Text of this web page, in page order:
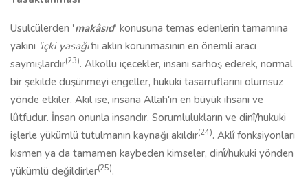
Usulcülerden 'makâsıd' konusuna temas edenlerin tamamına
yakını 'içki yasağı'nı aklın korunmasının en önemli aracı
saymışlardır(23). Alkollü içecekler, insanı sarhoş ederek, normal
bir şekilde düşünmeyi engeller, hukuki tasarruflarını olumsuz
yönde etkiler. Akıl ise, insana Allah'ın en büyük ihsanı ve
lûtfudur. İnsan onunla insandır. Sorumlulukların ve dinî/hukuki
işlerle yükümlü tutulmanın kaynağı akıldır(24). Aklî fonksiyonları
kısmen ya da tamamen kaybeden kimseler, dinî/hukuki yönden
yükümlü değildirler(25).